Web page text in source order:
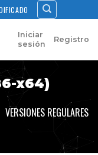
Iniciar
sesión
Registro
x64)
VERSIONES REGULARES